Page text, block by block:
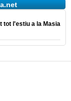
tot l'estiu a la Masia